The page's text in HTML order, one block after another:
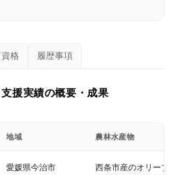
格 履歴事項
援実績の概要・成果
地域 農林水産物
愛媛県今治市
西条市産のオリーブの